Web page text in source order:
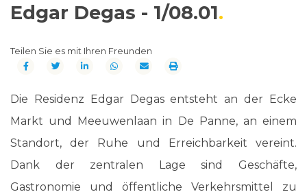
Edgar Degas - 1/08.01
Teilen Sie es mit Ihren Freunden
Die Residenz Edgar Degas entsteht an der Ecke
Markt und Meeuwenlaan in De Panne, an einem
Standort, der Ruhe und Erreichbarkeit vereint.
Dank der zentralen Lage sind Geschäfte,
Gastronomie und öffentliche Verkehrsmittel zu